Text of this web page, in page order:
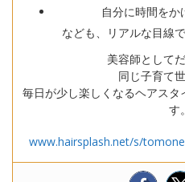
自分に時間をか
なども、リアルな目線
美容師として
同じ子育て
毎日が少し楽しくなるヘアス
す。
www.hairsplash.net/s/